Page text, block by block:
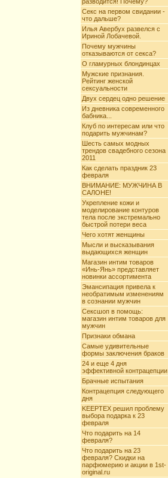
Секс на первом свидании -
что дальше?
Илья Авербух развелся с
Ириной Лобачевой.
Почему мужчины
отказываются от секса?
О гламурных блондинцах
Мужские признания.
Рейтинг женской
сексуальности
Двух сердец одно решение
Из дневника современного
бабника...
Клуб по интересам или что
подарить мужчинам?
Шесть самых модных
трендов свадебного сезона
2011
Как сделать праздник 23
февраля
ВНИМАНИЕ: МУЖЧИНА В
САЛОНЕ!
Укрепление кожи и
моделирование контуров
тела после экстремально
быстрой потери веса
Чего хотят женщины
Мысли и высказывания
выдающихся женщин
Магазин интим товаров
«Инь-Янь» представляет
новинки ассортимента
Эмансипация привела к
необратимым изменениям
в сознании мужчин
Сексшоп в помощь:
магазин интим товаров для
мужчин
Признаки обмана
Самые удивительные
формы заключения браков
24 и еще 4 дня
эффективной контрацепции
Брачные испытания
Контрацепция следующего
дня
KEEPTEX решил проблему
выбора подарка к 23
февраля
Что подарить на 14
февраля?
Что подарить на 23
февраля? Скидки на
парфюмерию и акции в 1st-
original.ru